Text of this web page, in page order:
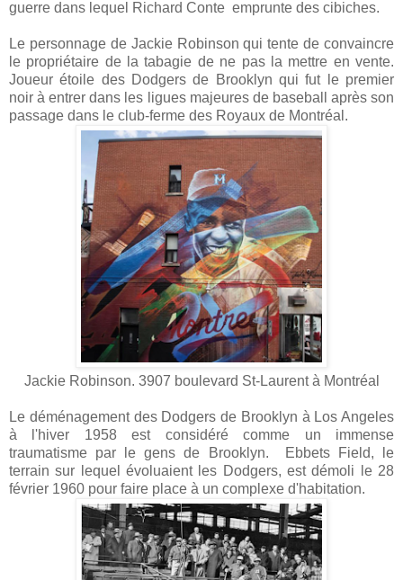
guerre dans lequel Richard Conte emprunte des cibiches.
Le personnage de Jackie Robinson qui tente de convaincre
le propriétaire de la tabagie de ne pas la mettre en vente.
Joueur étoile des Dodgers de Brooklyn qui fut le premier
noir à entrer dans les ligues majeures de baseball après son
passage dans le club-ferme des Royaux de Montréal.
Jackie Robinson. 3907 boulevard St-Laurent à Montréal
Le déménagement des Dodgers de Brooklyn à Los Angeles
à l'hiver 1958 est considéré comme un immense
traumatisme par le gens de Brooklyn.
Ebbets Field, le
terrain sur lequel évoluaient les Dodgers, est démoli le 28
février 1960 pour faire place à un complexe d'habitation.